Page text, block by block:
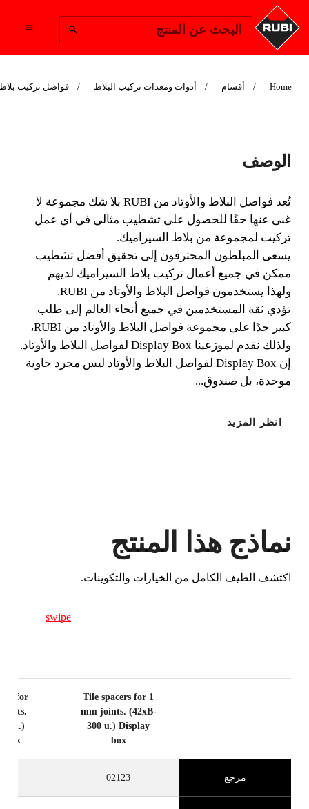
البحث عن المنتج
Home أقسام أدوات ومعدات تركيب البلاط فواصل تركيب
DISPLAY BOX
غنى عنها حقًا للحصول على تشطيب مثالي في أي عمل
تركيب لمجموعة من بلاط السيراميك.
BETA VERSION IN ENGLISH
الوصف
تُعد فواصل البلاط والأوتاد من RUBI بلا شك مجموعة لا
غنى عنها حقًا للحصول على تشطيب مثالي في أي عمل
تركيب لمجموعة من بلاط السيراميك.
يسعى المبلطون المحترفون إلى تحقيق أفضل تشطيب
ممكن في جميع أعمال تركيب بلاط السيراميك لديهم –
ولهذا يستخدمون فواصل البلاط والأوتاد من RUBI.
تؤدي ثقة المستخدمين في جميع أنحاء العالم إلى طلب
كبير جدًا على مجموعة فواصل البلاط والأوتاد من RUBI،
ولذلك نقدم لموزعينا Display Box لفواصل البلاط والأوتاد.
إن Display Box لفواصل البلاط والأوتاد ليس مجرد حاوية
موحدة، بل صندوق...
انظر المزيد
نماذج هذا المنتج
اكتشف الطيف الكامل من الخيارات والتكوينات.
swipe
Tile spacers for 1
mm joints. (42xB-
300 u.) Display
box
for
u.)
box
مرجع 02123